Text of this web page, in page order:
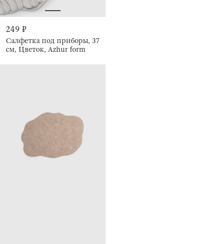
249 ₽
Салфетка под приборы, 37
см, Цветок, Azhur form